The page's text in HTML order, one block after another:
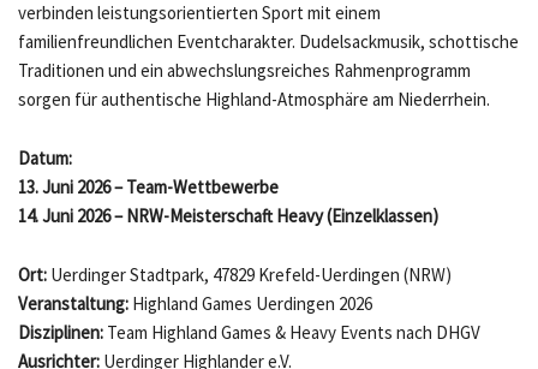
verbinden leistungsorientierten Sport mit einem
familienfreundlichen Eventcharakter. Dudelsackmusik, schottische
Traditionen und ein abwechslungsreiches Rahmenprogramm
sorgen für authentische Highland-Atmosphäre am Niederrhein.
Datum:
13. Juni 2026 – Team-Wettbewerbe
14. Juni 2026 – NRW-Meisterschaft Heavy (Einzelklassen)
Ort: Uerdinger Stadtpark, 47829 Krefeld-Uerdingen (NRW)
Veranstaltung: Highland Games Uerdingen 2026
Disziplinen: Team Highland Games & Heavy Events nach DHGV
Ausrichter: Uerdinger Highlander e.V.